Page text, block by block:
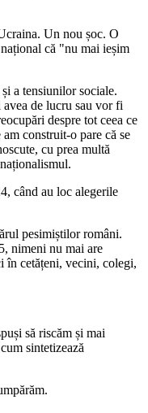
Un nou șoc. O
că "nu mai ieșim
a tensiunilor sociale.
de lucru sau vor fi
despre tot ceea ce
construit-o pare că se
cu prea multă
când au loc alegerile
pesimiștilor români.
nimeni nu mai are
în cetățeni, vecini, colegi,
să riscăm și mai
sintetizează